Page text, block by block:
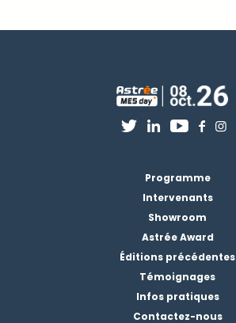
Programme
Intervenants
Showroom
Astrée Award
Éditions précédentes
Témoignages
Infos pratiques
Contactez-nous